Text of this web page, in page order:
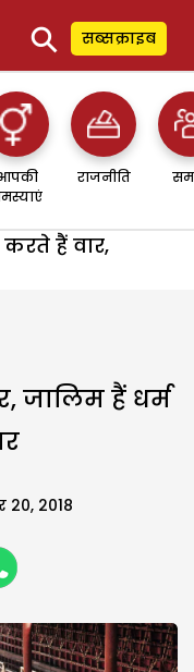
⚲ सब्सक्राइब
राजनीति
हैं वार,
जालिम हैं धर्म
20, 2018